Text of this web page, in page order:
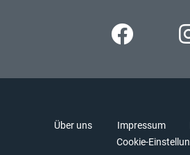
Über uns Impressum
Cookie-